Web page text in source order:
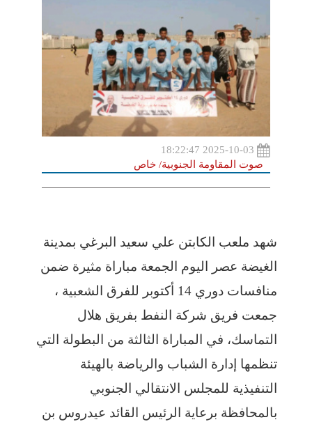
صوت المقاومة الجنوبية/ خاص
شهد ملعب الكابتن علي سعيد البرغي بمدينة
الغيضة عصر اليوم الجمعة مباراة مثيرة ضمن
منافسات دوري 14 أكتوبر للفرق الشعبية ،
جمعت فريق شركة النفط بفريق هلال
التماسك، في المباراة الثالثة من البطولة التي
تنظمها إدارة الشباب والرياضة بالهيئة
التنفيذية للمجلس الانتقالي الجنوبي
بالمحافظة برعاية الرئيس القائد عيدروس بن